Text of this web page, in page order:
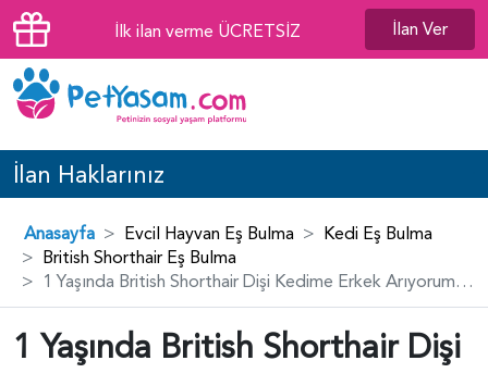
İlk ilan verme ÜCRETSİZ İlan Ver
İlan Haklarınız
Anasayfa Evcil Hayvan Eş Bulma
Kedi Eş Bulma
British Shorthair Eş Bulma
1 Yaşında British Shorthair Dişi Kedime Erkek Arıyorum - 118983682
1 Yaşında British Shorthair Dişi